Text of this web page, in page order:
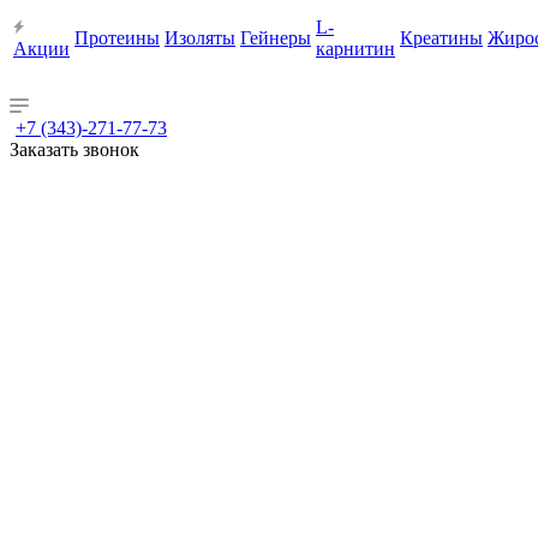
Акции
Протеины Изоляты Гейнеры
L-
карнитин
Креатины
+7 (343)-271-77-73
Заказать звонок